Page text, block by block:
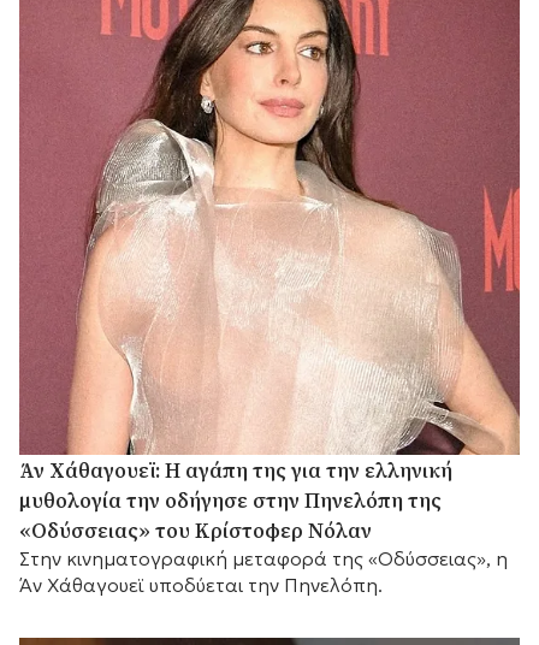
Άν Χάθαγουεϊ: Η αγάπη της για την ελληνική
μυθολογία την οδήγησε στην Πηνελόπη της
«Οδύσσειας» του Κρίστοφερ Νόλαν
Στην κινηματογραφική μεταφορά της «Οδύσσειας», η
Άν Χάθαγουεϊ υποδύεται την Πηνελόπη.